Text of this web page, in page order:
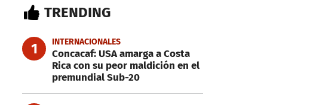
TRENDING
1 INTERNACIONALES
Concacaf: USA amarga a Costa
Rica con su peor maldición en el
premundial Sub-20